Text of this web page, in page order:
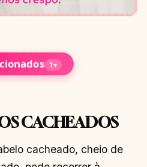
1▾
CACHEADOS
cacheado, cheio de